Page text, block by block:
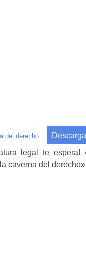
del derecho Descarga
legal te
caverna del